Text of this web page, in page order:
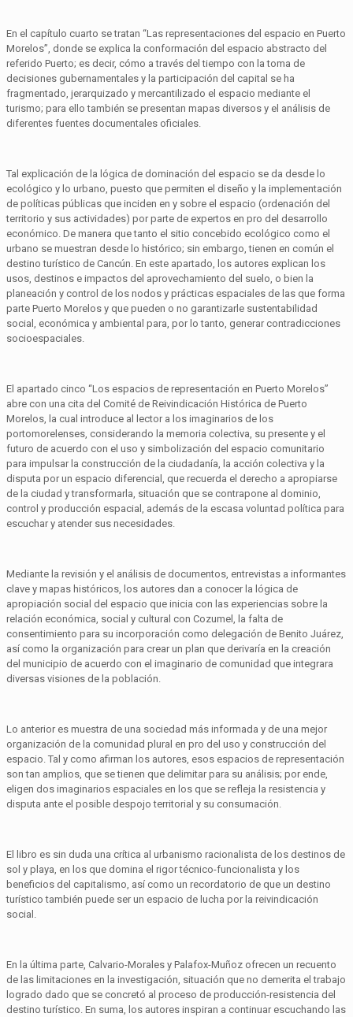
En el capítulo cuarto se tratan “Las representaciones del espacio en Puerto
Morelos”, donde se explica la conformación del espacio abstracto del
referido Puerto; es decir, cómo a través del tiempo con la toma de
decisiones gubernamentales y la participación del capital se ha
fragmentado, jerarquizado y mercantilizado el espacio mediante el
turismo; para ello también se presentan mapas diversos y el análisis de
diferentes fuentes documentales oficiales.
Tal explicación de la lógica de dominación del espacio se da desde lo
ecológico y lo urbano, puesto que permiten el diseño y la implementación
de políticas públicas que inciden en y sobre el espacio (ordenación del
territorio y sus actividades) por parte de expertos en pro del desarrollo
económico. De manera que tanto el sitio concebido ecológico como el
urbano se muestran desde lo histórico; sin embargo, tienen en común el
destino turístico de Cancún. En este apartado, los autores explican los
usos, destinos e impactos del aprovechamiento del suelo, o bien la
planeación y control de los nodos y prácticas espaciales de las que forma
parte Puerto Morelos y que pueden o no garantizarle sustentabilidad
social, económica y ambiental para, por lo tanto, generar contradicciones
socioespaciales.
El apartado cinco “Los espacios de representación en Puerto Morelos”
abre con una cita del Comité de Reivindicación Histórica de Puerto
Morelos, la cual introduce al lector a los imaginarios de los
portomorelenses, considerando la memoria colectiva, su presente y el
futuro de acuerdo con el uso y simbolización del espacio comunitario
para impulsar la construcción de la ciudadanía, la acción colectiva y la
disputa por un espacio diferencial, que recuerda el derecho a apropiarse
de la ciudad y transformarla, situación que se contrapone al dominio,
control y producción espacial, además de la escasa voluntad política para
escuchar y atender sus necesidades.
Mediante la revisión y el análisis de documentos, entrevistas a informantes
clave y mapas históricos, los autores dan a conocer la lógica de
apropiación social del espacio que inicia con las experiencias sobre la
relación económica, social y cultural con Cozumel, la falta de
consentimiento para su incorporación como delegación de Benito Juárez,
así como la organización para crear un plan que derivaría en la creación
del municipio de acuerdo con el imaginario de comunidad que integrara
diversas visiones de la población.
Lo anterior es muestra de una sociedad más informada y de una mejor
organización de la comunidad plural en pro del uso y construcción del
espacio. Tal y como afirman los autores, esos espacios de representación
son tan amplios, que se tienen que delimitar para su análisis; por ende,
eligen dos imaginarios espaciales en los que se refleja la resistencia y
disputa ante el posible despojo territorial y su consumación.
El libro es sin duda una crítica al urbanismo racionalista de los destinos de
sol y playa, en los que domina el rigor técnico-funcionalista y los
beneficios del capitalismo, así como un recordatorio de que un destino
turístico también puede ser un espacio de lucha por la reivindicación
social.
En la última parte, Calvario-Morales y Palafox-Muñoz ofrecen un recuento
de las limitaciones en la investigación, situación que no demerita el trabajo
logrado dado que se concretó al proceso de producción-resistencia del
destino turístico. En suma, los autores inspiran a continuar escuchando las